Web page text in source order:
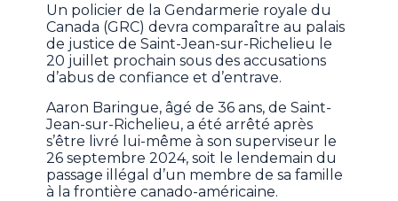
Un policier de la Gendarmerie royale du
Canada (GRC) devra comparaître au palais
de justice de Saint-Jean-sur-Richelieu le
20 juillet prochain sous des accusations
d’abus de confiance et d’entrave.
Aaron Baringue, âgé de 36 ans, de Saint-
Jean-sur-Richelieu, a été arrêté après
s’être livré lui-même à son superviseur le
26 septembre 2024, soit le lendemain du
passage illégal d’un membre de sa famille
à la frontière canado-américaine.